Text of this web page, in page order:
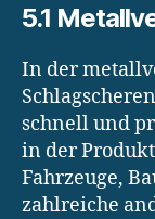
5.1
In der
schnell und
in der
Fahrzeuge,
zahlreiche